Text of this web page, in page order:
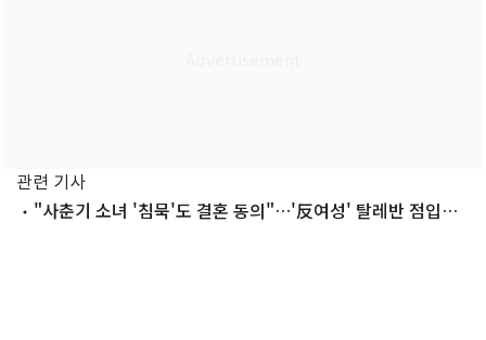
관련 기사
"사춘기 소녀 '침묵'도 결혼 동의"…'反여성' 탈레반 점입가